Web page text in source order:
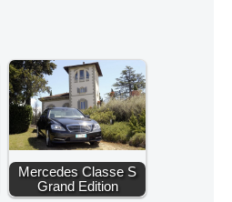
Mercedes Classe S
Grand Edition